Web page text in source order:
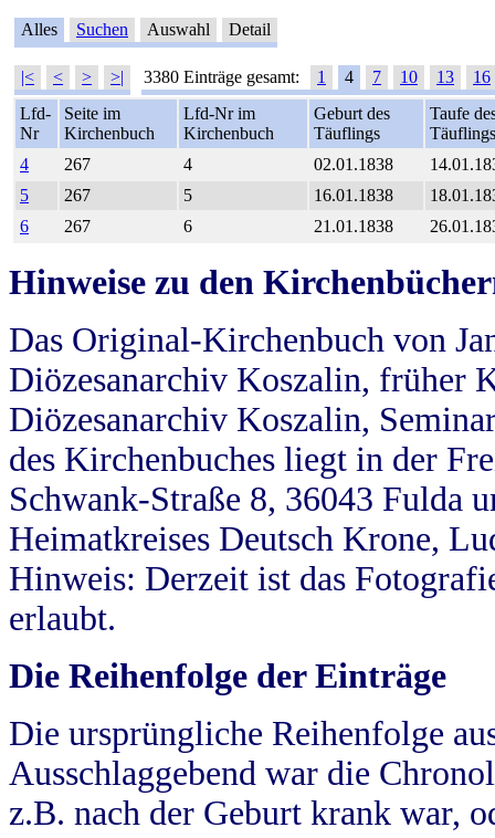
Alles Suchen Auswahl Detail
|< < > >| 3380 Einträge gesamt: 1 4 7 10 13
16
Lfd-
Nr
Seite im
Kirchenbuch
Lfd-Nr im
Kirchenbuch
Geburt des
Täuflings
Taufe
Täuflings
4
267 4 02.01.1838
5
267 5 16.01.1838
6
267 6 21.01.1838
Hinweise zu den
Das Original-Kirchenbuch von
Diözesanarchiv Koszalin, früher
Diözesanarchiv Koszalin,
des Kirchenbuches liegt in der
Schwank-Straße 8, 36043 Fulda
Heimatkreises Deutsch Krone,
Hinweis: Derzeit ist das
erlaubt.
Die Reihenfolge der Einträge
Die ursprüngliche Reihenfolge
Ausschlaggebend war die
z.B. nach der Geburt krank war,